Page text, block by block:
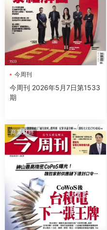
今周刊
今周刊 2026年5月7日第1533
期
商業财經